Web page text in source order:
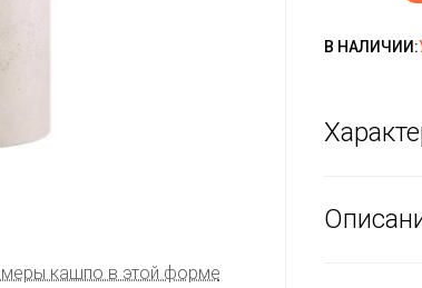
кашпо в этой форме
В НАЛИЧИИ: